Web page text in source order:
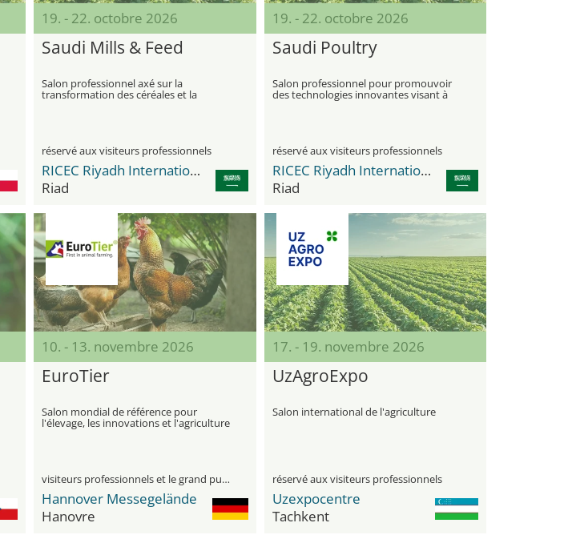
19. - 22. octobre 2026
Saudi Mills & Feed
Salon professionnel axé sur la
transformation des céréales et la
réservé aux visiteurs professionnels
RICEC Riyadh International Convention & Exhibition Center
Riad
19. - 22. octobre 2026
Saudi Poultry
Salon professionnel pour promouvoir
des technologies innovantes visant à
renforcer la production avicole locale
réservé aux visiteurs professionnels
RICEC Riyadh International Convention & Exhibition Center
Riad
10. - 13. novembre 2026
EuroTier
Salon mondial de référence pour
l'élevage, les innovations et l'agriculture
durable
visiteurs professionnels et le grand public
Hannover Messegelände
Hanovre
17. - 19. novembre 2026
UzAgroExpo
Salon international de l'agriculture
réservé aux visiteurs professionnels
Uzexpocentre
Tachkent